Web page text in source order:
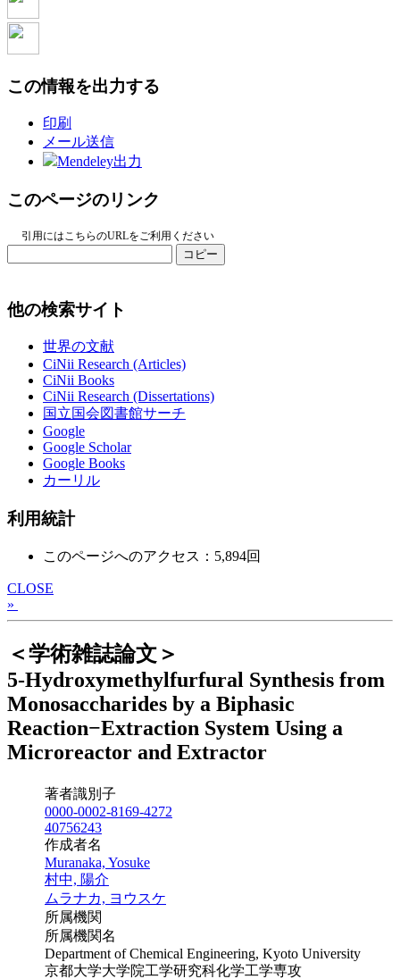
この情報を出力する
印刷
メール送信
Mendeley出力
このページのリンク
引用にはこちらのURLをご利用ください
コピー
他の検索サイト
世界の文献
CiNii Research (Articles)
CiNii Books
CiNii Research (Dissertations)
国立国会図書館サーチ
Google
Google Scholar
Google Books
カーリル
利用統計
このページへのアクセス：5,894回
CLOSE
»
＜学術雑誌論文＞
5‑Hydroxymethylfurfural Synthesis from
Monosaccharides by a Biphasic
Reaction−Extraction System Using a
Microreactor and Extractor
著者識別子
0000-0002-8169-4272
40756243
作成者名
Muranaka, Yosuke
村中, 陽介
ムラナカ, ヨウスケ
所属機関
所属機関名
Department of Chemical Engineering, Kyoto University
京都大学大学院工学研究科化学工学専攻